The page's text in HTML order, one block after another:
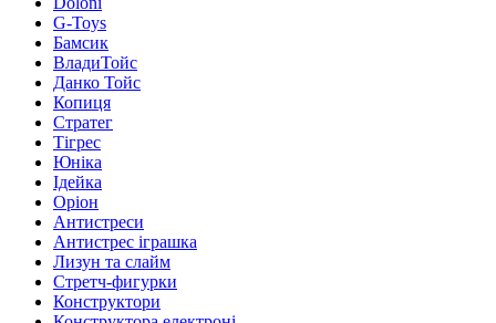
G-Toys
Бамсик
ВладиТойс
Данко Тойс
Копиця
Стратег
Тігрес
Юніка
Ідейка
Оріон
Антистреси
Антистрес іграшка
Лизун та слайм
Стретч-фигурки
Конструктори